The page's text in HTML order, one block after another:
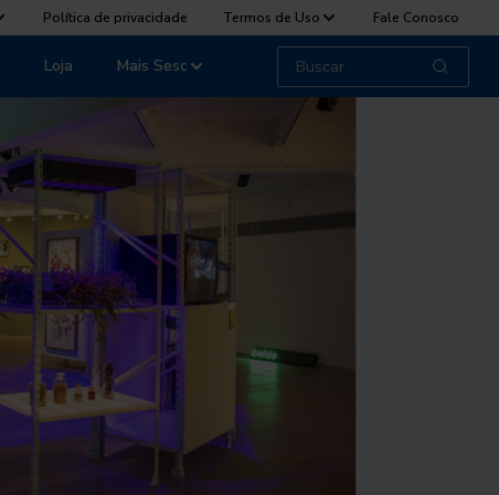
Política de privacidade Termos de Uso Fale Conosco
Loja Mais Sesc